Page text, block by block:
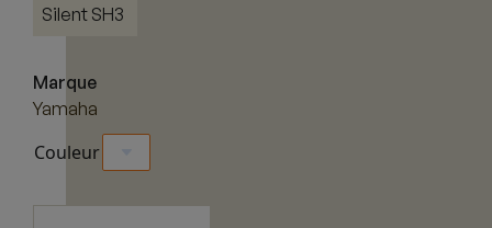
Silent SH3
Marque
Yamaha
Couleur